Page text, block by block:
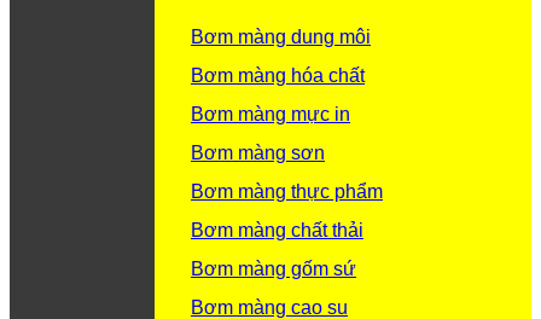
Bơm màng dung môi
Bơm màng hóa chất
Bơm màng mực in
Bơm màng sơn
Bơm màng thực phẩm
Bơm màng chất thải
Bơm màng gốm sứ
Bơm màng cao su